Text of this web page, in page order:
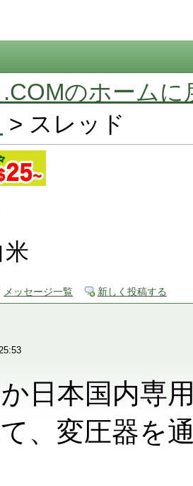
のホームに
> スレッド
メッセージ一覧 新しく投稿する
日本国内専
、変圧器を